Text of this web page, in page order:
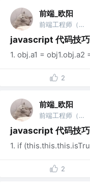
前端_欧阳
前端工程师（架构，底层，优化方向）
javascript 代码技
1. obj.a1 =
2
前端_欧阳
前端工程师（架构，底层，优化方向）
javascript 代码技
1. if
2